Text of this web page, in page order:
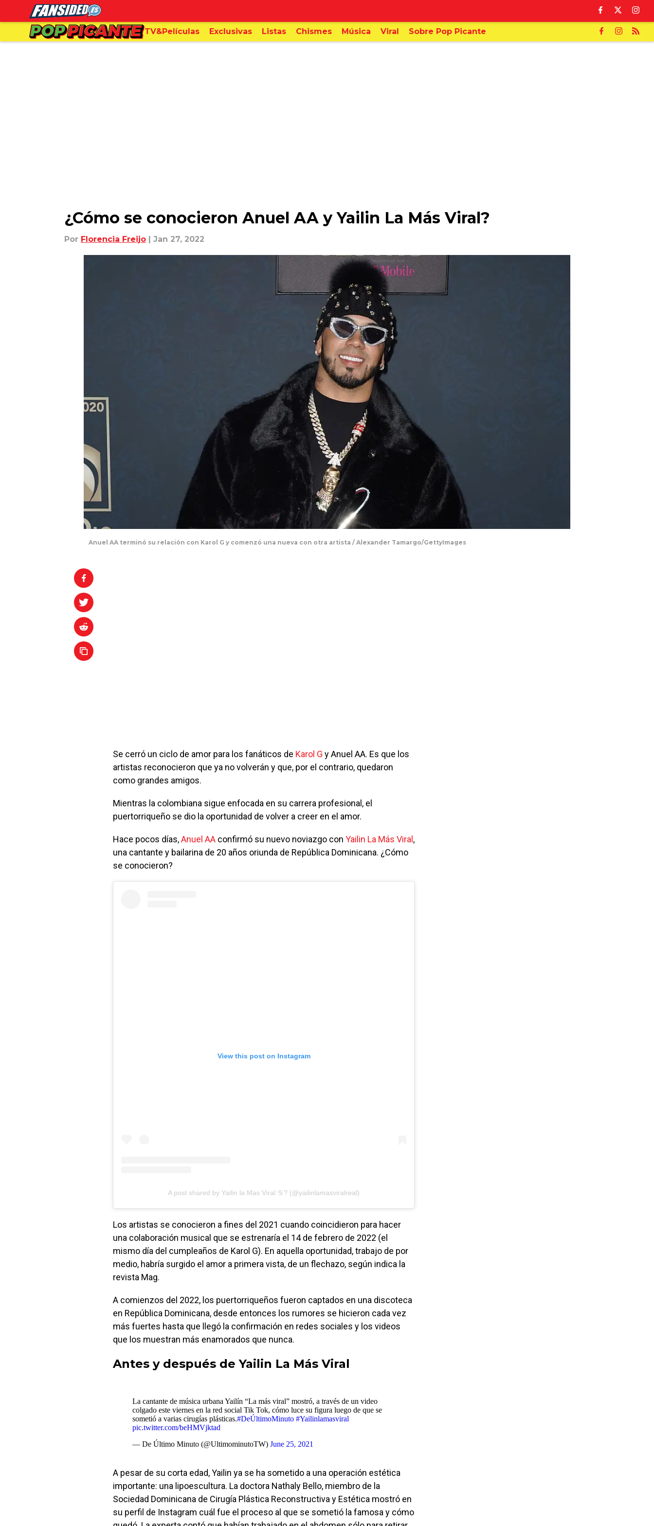
TV&Películas Exclusivas Listas Chismes Música Viral Sobre Pop Picante
¿Cómo se conocieron Anuel AA y Yailin La Más Viral?
Por Florencia Freijo | Jan 27, 2022
Anuel AA terminó su relación con Karol G y comenzó una nueva con otra artista / Alexander Tamargo/GettyImages
Se cerró un ciclo de amor para los fanáticos de Karol G y Anuel AA. Es que los
artistas reconocieron que ya no volverán y que, por el contrario, quedaron
como grandes amigos.
Mientras la colombiana sigue enfocada en su carrera profesional, el
puertorriqueño se dio la oportunidad de volver a creer en el amor.
Hace pocos días,Anuel AA confirmó su nuevo noviazgo con Yailin La Más Viral ,
una cantante y bailarina de 20 años oriunda de República Dominicana. ¿Cómo
se conocieron?
View this post on Instagram
A post shared by Yailin la Mas Viral ♋️? (@yailinlamasviralreal)
Los artistas se conocieron a fines del 2021 cuando coincidieron para hacer
una colaboración musical que se estrenaría el 14 de febrero de 2022 (el
mismo día del cumpleaños de Karol G). En aquella oportunidad, trabajo de por
medio, habría surgido el amor a primera vista, de un flechazo, según indica la
revista Mag.
A comienzos del 2022, los puertorriqueños fueron captados en una discoteca
en República Dominicana, desde entonces los rumores se hicieron cada vez
más fuertes hasta que llegó la confirmación en redes sociales y los videos
que los muestran más enamorados que nunca.
Antes y después de Yailin La Más Viral
La cantante de música urbana Yailín “La más viral” mostró, a través de un video
colgado este viernes en la red social Tik Tok, cómo luce su figura luego de que se
sometió a varias cirugías plásticas.#DeÚltimoMinuto #Yailinlamasviral
pic.twitter.com/beHMVjktad
— De Último Minuto (@UltimominutoTW) June 25, 2021
A pesar de su corta edad, Yailin ya se ha sometido a una operación estética
importante: una lipoescultura. La doctora Nathaly Bello, miembro de la
Sociedad Dominicana de Cirugía Plástica Reconstructiva y Estética mostró en
su perfil de Instagram cuál fue el proceso al que se sometió la famosa y cómo